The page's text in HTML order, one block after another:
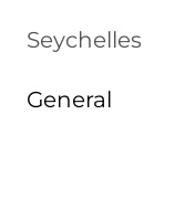
Seychelles
General